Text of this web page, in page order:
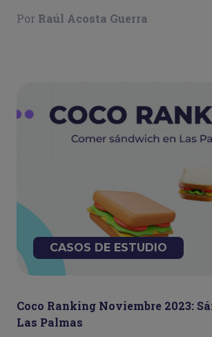
Por Raúl Acosta Guerra
CASOS DE ESTUDIO
Coco Ranking Noviembre 2023:
Las Palmas